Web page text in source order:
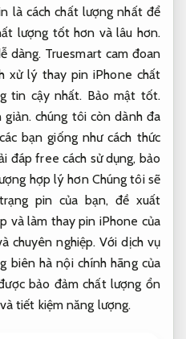
là cách chất lượng nhất để
lượng tốt hơn và lâu hơn.
dàng. Truesmart cam đoan
xử lý thay pin iPhone chất
tin cậy nhất. Bảo mật tốt.
giản. chúng tôi còn dành đa
bạn giống như cách thức
đáp free cách sử dụng, bảo
hợp lý hơn Chúng tôi sẽ
pin của bạn, đề xuất
và làm thay pin iPhone của
chuyên nghiệp. Với dịch vụ
biên hà nội chính hãng của
bảo đảm chất lượng ổn
tiết kiệm năng lượng.